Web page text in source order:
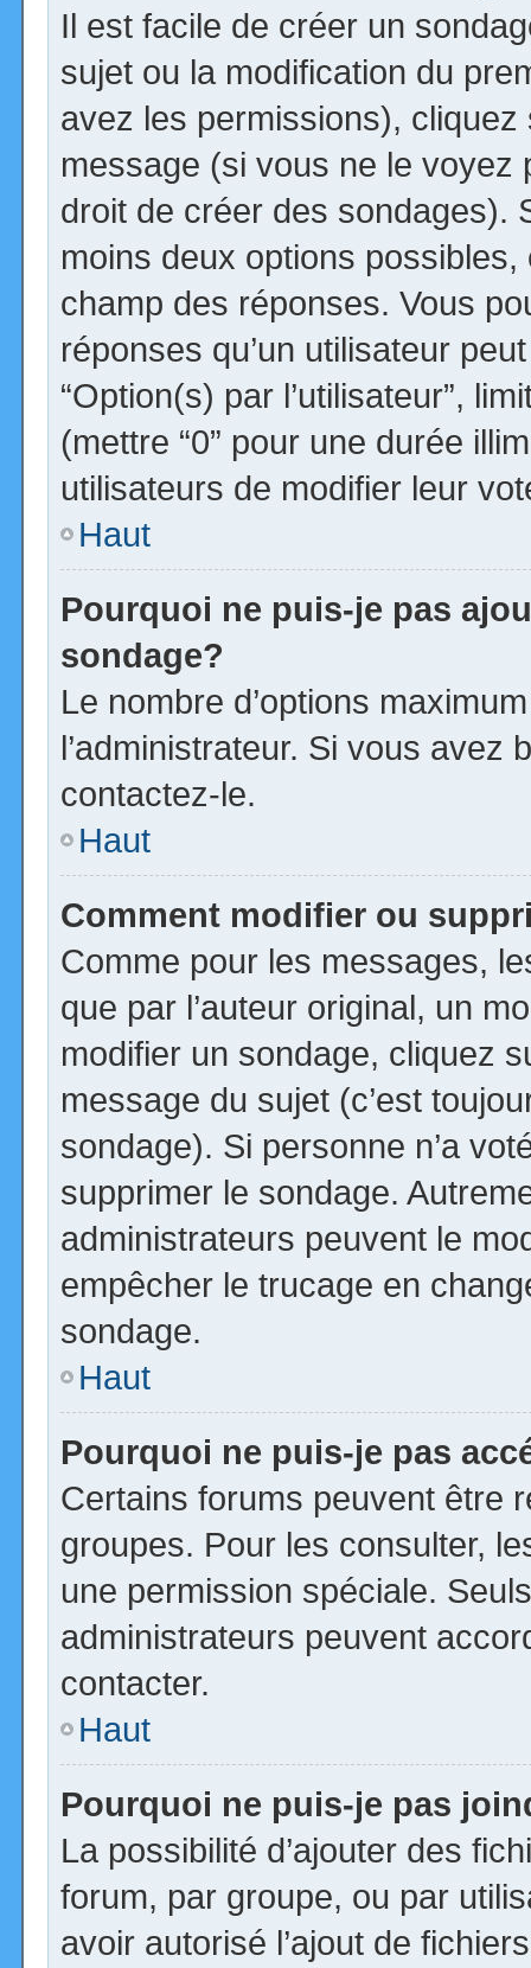
Il est facile de créer un
sujet ou la modification du
avez les permissions), cliquez
message (si vous ne le voyez
droit de créer des sondages).
moins deux options
champ des réponses. Vous
réponses qu’un utilisateur
“Option(s) par l’utilisateur”,
(mettre “0” pour une durée
utilisateurs de modifier leur
Haut
Pourquoi ne puis-je pas
sondage?
Le nombre d’options
l’administrateur. Si vous avez
contactez-le.
Haut
Comment modifier ou
Comme pour les messages,
que par l’auteur original, un
modifier un sondage, cliquez
message du sujet (c’est
sondage). Si personne n’a
supprimer le sondage.
administrateurs peuvent le
empêcher le trucage en
sondage.
Haut
Pourquoi ne puis-je pas
Certains forums peuvent être
groupes. Pour les consulter,
une permission spéciale.
administrateurs peuvent
contacter.
Haut
Pourquoi ne puis-je pas
La possibilité d’ajouter des
forum, par groupe, ou par
avoir autorisé l’ajout de